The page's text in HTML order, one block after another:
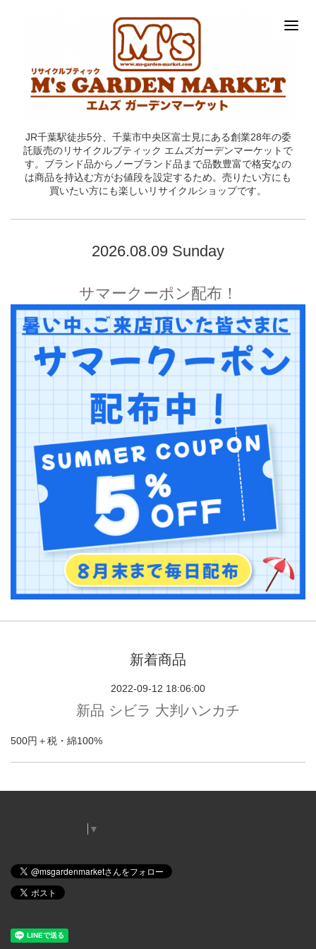
JR千葉駅徒歩5分、千葉市中央区富士見にある創業28年の委
託販売のリサイクルブティック エムズガーデンマーケットで
す。ブランド品からノーブランド品まで品数豊富で格安なの
は商品を持込む方がお値段を設定するため。売りたい方にも
買いたい方にも楽しいリサイクルショップです。
2026.08.09 Sunday
サマークーポン配布！
新着商品
2022-09-12 18:06:00
新品 シビラ 大判ハンカチ
500円＋税・綿100%
▼